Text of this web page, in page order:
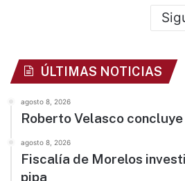
ÚLTIMAS NOTICIAS
agosto 8, 2026
Roberto Velasco
agosto 8, 2026
Fiscalía de Morelos
pipa